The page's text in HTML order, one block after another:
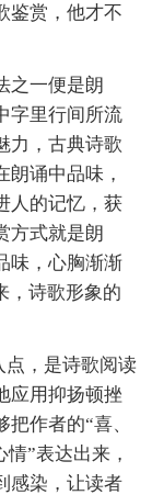
鉴赏，他才不
之一便是朗
字里行间所流
力，古典诗歌
诵中品味，
人的记忆，获
方式就是朗
味，心胸渐渐
，诗歌形象的
点，是诗歌阅读
应用抑扬顿挫
作者的“喜、
”表达出来，
感染，让读者